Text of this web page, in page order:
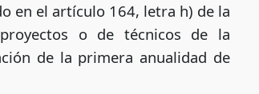
en el artículo 164, letra h) de la
o de técnicos de la
de la primera anualidad de